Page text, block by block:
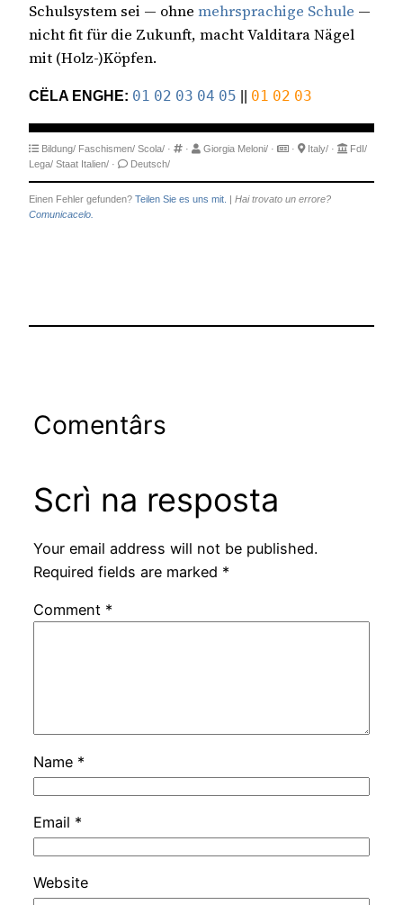
Schulsystem sei — ohne mehrsprachige Schule —
nicht fit für die Zukunft, macht Valditara Nägel
mit (Holz-)Köpfen.
CËLA ENGHE: 01 02 03 04 05 01 02 03
Bildung/ Faschismen/ Scola/ · · Giorgia Meloni/ · · Italy/ ·
FdI/
Lega/ Staat Italien/ · Deutsch/
Einen Fehler gefunden? Teilen Sie es uns mit. | Hai trovato un errore?
Comunicacelo.
Comentârs
Scrì na resposta
Your email address will not be published.
Required fields are marked *
Comment *
Name *
Email *
Website